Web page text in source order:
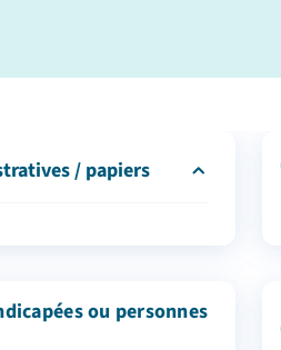
/ papiers
ou personnes